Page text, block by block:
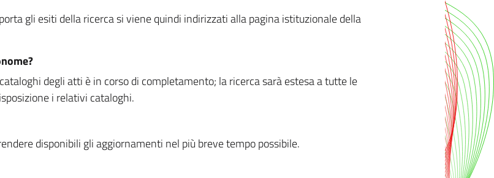
gli esiti della ricerca si viene quindi indirizzati alla pagina istituzionale della
degli atti è in corso di completamento; la ricerca sarà estesa a tutte le
i relativi cataloghi.
disponibili gli aggiornamenti nel più breve tempo possibile.